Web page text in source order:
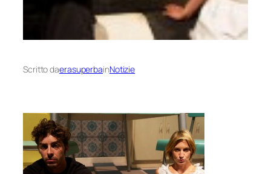
Scritto daerasuperbainNotizie